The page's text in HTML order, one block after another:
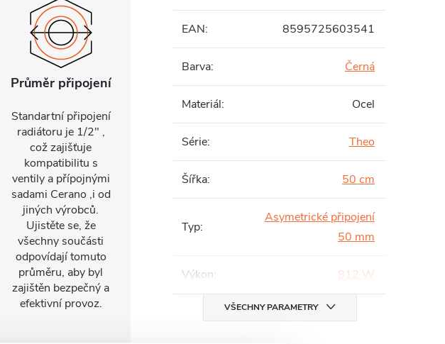
Průměr připojení
Standartní připojení
radiátoru je 1/2" ,
což zajišťuje
kompatibilitu s
ventily a přípojnými
sadami Cerano ,i od
jiných výrobců.
Ujistěte se, že
všechny součásti
odpovídají tomuto
průměru, aby byl
zajištěn bezpečný a
efektivní provoz.
EAN: 8595725603541
Barva: Černá
Materiál: Ocel
Série: Theo
Šířka: 50 cm
Typ:
Asymetrické připojení
50 mm
Výkon: 812 W
VŠECHNY PARAMETRY